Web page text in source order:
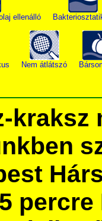
ellenálló
Nem átlátszó
kraksz
percre